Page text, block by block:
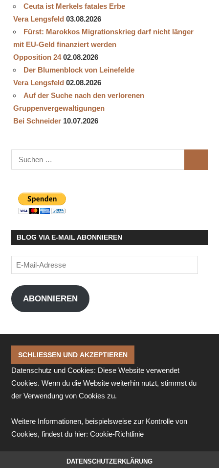
Ceuta ist Merkels fatales Erbe
Vera Lengsfeld 03.08.2026
Fürst: Marokkos Migrationskrieg darf nicht länger
mit EU-Geld finanziert werden
Opposition 24 02.08.2026
Der Blumenblock von Leinefelde
Vera Lengsfeld 02.08.2026
Auf der Suche nach den verlorenen
Gruppenvergewaltigungen
Bei Schneider 10.07.2026
Suchen
nach:
BLOG VIA E-MAIL ABONNIEREN
E-
Mail-
Adresse
ABONNIEREN
Datenschutz und Cookies: Diese Website verwendet
Cookies. Wenn du die Website weiterhin nutzt, stimmst du
der Verwendung von Cookies zu.
Weitere Informationen, beispielsweise zur Kontrolle von
Cookies, findest du hier: Cookie-Richtlinie
DATENSCHUTZERKLÄRUNG